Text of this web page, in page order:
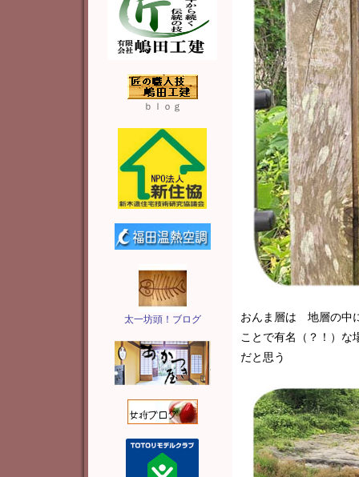
ｂｌｏｇ
太一坊頭！ブログ
おんま層は 地層の中
ことで有名（？！）な
だと思う